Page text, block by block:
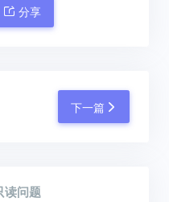
分享
下一篇
读问题